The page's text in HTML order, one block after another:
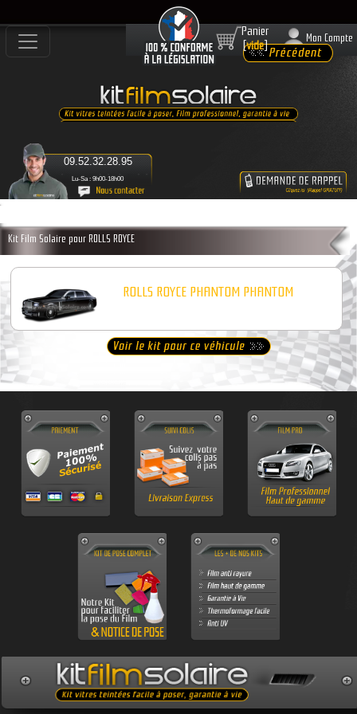
Lu-Sa : 9h00-18h00
09.52.32.28.95
Panier
[vide]
Mon Compte
Kit Film Solaire pour ROLLS ROYCE
ROLLS ROYCE PHANTOM PHANTOM